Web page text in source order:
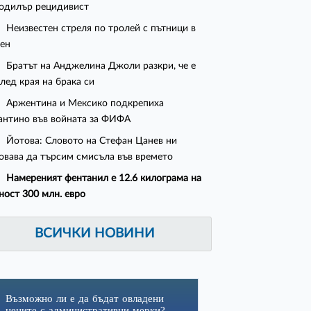
рецидивист
Неизвестен стреля по тролей с пътници в
Братът на Анджелина Джоли разкри, че е
края на брака си
Аржентина и Мексико подкрепиха
във войната за ФИФА
Йотова: Словото на Стефан Цанев ни
да търсим смисъла във времето
Намереният фентанил е 12.6 килограма на
300 млн. евро
ВСИЧКИ НОВИНИ